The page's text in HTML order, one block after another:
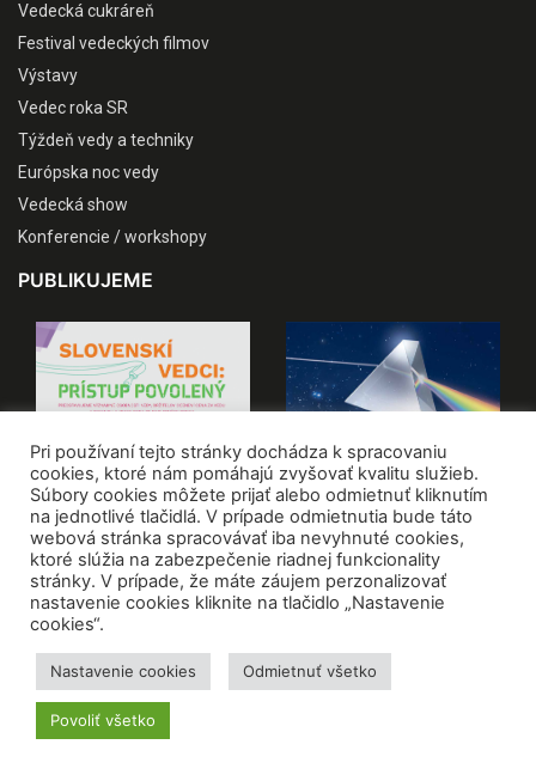
Vedecká cukráreň
Festival vedeckých filmov
Výstavy
Vedec roka SR
Týždeň vedy a techniky
Európska noc vedy
Vedecká show
Konferencie / workshopy
PUBLIKUJEME
VŠETKY PUBLIKÁCIE
Pri používaní tejto stránky dochádza k spracovaniu
cookies, ktoré nám pomáhajú zvyšovať kvalitu služieb.
Súbory cookies môžete prijať alebo odmietnuť kliknutím
na jednotlivé tlačidlá. V prípade odmietnutia bude táto
webová stránka spracovávať iba nevyhnuté cookies,
ktoré slúžia na zabezpečenie riadnej funkcionality
stránky. V prípade, že máte záujem perzonalizovať
nastavenie cookies kliknite na tlačidlo „Nastavenie
cookies“.
Nastavenie cookies Odmietnuť všetko
Povoliť všetko